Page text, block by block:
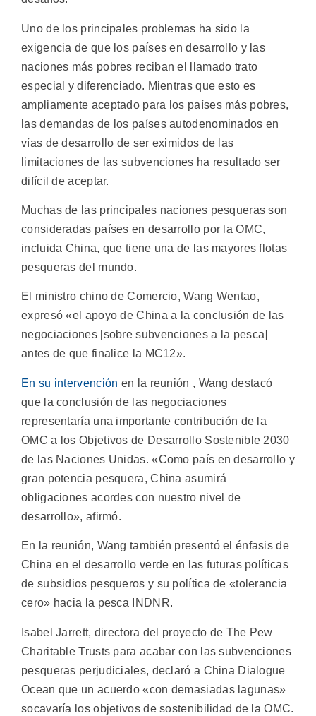
Uno de los principales problemas ha sido la
exigencia de que los países en desarrollo y las
naciones más pobres reciban el llamado trato
especial y diferenciado. Mientras que esto es
ampliamente aceptado para los países más pobres,
las demandas de los países autodenominados en
vías de desarrollo de ser eximidos de las
limitaciones de las subvenciones ha resultado ser
difícil de aceptar.
Muchas de las principales naciones pesqueras son
consideradas países en desarrollo por la OMC,
incluida China, que tiene una de las mayores flotas
pesqueras del mundo.
El ministro chino de Comercio, Wang Wentao,
expresó «el apoyo de China a la conclusión de las
negociaciones [sobre subvenciones a la pesca]
antes de que finalice la MC12».
En su intervención en la reunión , Wang destacó
que la conclusión de las negociaciones
representaría una importante contribución de la
OMC a los Objetivos de Desarrollo Sostenible 2030
de las Naciones Unidas. «Como país en desarrollo y
gran potencia pesquera, China asumirá
obligaciones acordes con nuestro nivel de
desarrollo», afirmó.
En la reunión, Wang también presentó el énfasis de
China en el desarrollo verde en las futuras políticas
de subsidios pesqueros y su política de «tolerancia
cero» hacia la pesca INDNR.
Isabel Jarrett, directora del proyecto de The Pew
Charitable Trusts para acabar con las subvenciones
pesqueras perjudiciales, declaró a China Dialogue
Ocean que un acuerdo «con demasiadas lagunas»
socavaría los objetivos de sostenibilidad de la OMC.